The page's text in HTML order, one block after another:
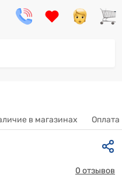
в магазинах Оплата
0 отзывов